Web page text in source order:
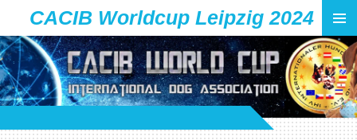
Zum
Hauptinhalt
springen
CACIB Worldcup Leipzig 2024